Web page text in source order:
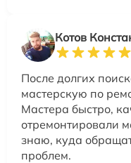
Котов
После долгих
мастерскую по
Мастера быстро,
отремонтировали
знаю, куда
проблем.